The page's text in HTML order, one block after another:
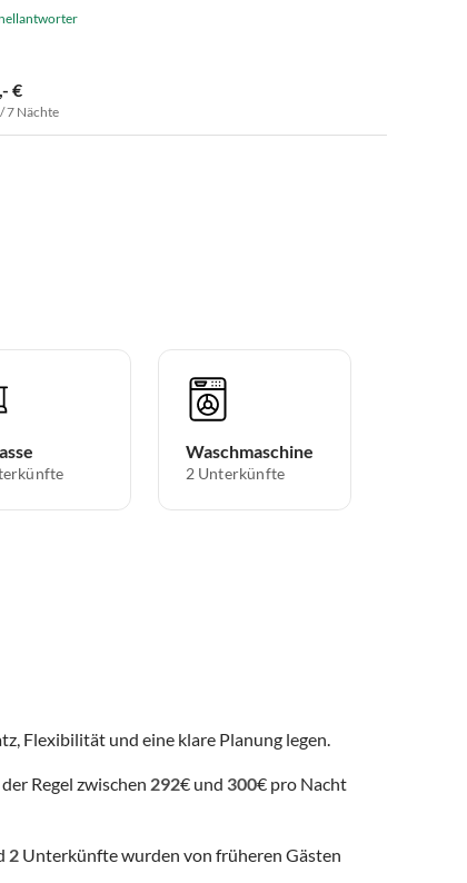
€
7 Nächte
Waschmaschine
2 Unterkünfte
Flexibilität und eine klare Planung legen.
Regel zwischen 292€ und 300€ pro Nacht
2 Unterkünfte wurden von früheren Gästen